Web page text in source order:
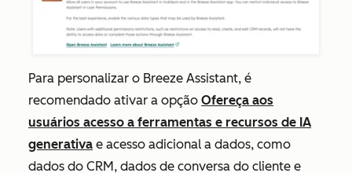
Para personalizar o Breeze Assistant, é
recomendado ativar a opção Ofereça aos
usuários acesso a ferramentas e recursos de IA
generativa e acesso adicional a dados, como
dados do CRM, dados de conversa do cliente e